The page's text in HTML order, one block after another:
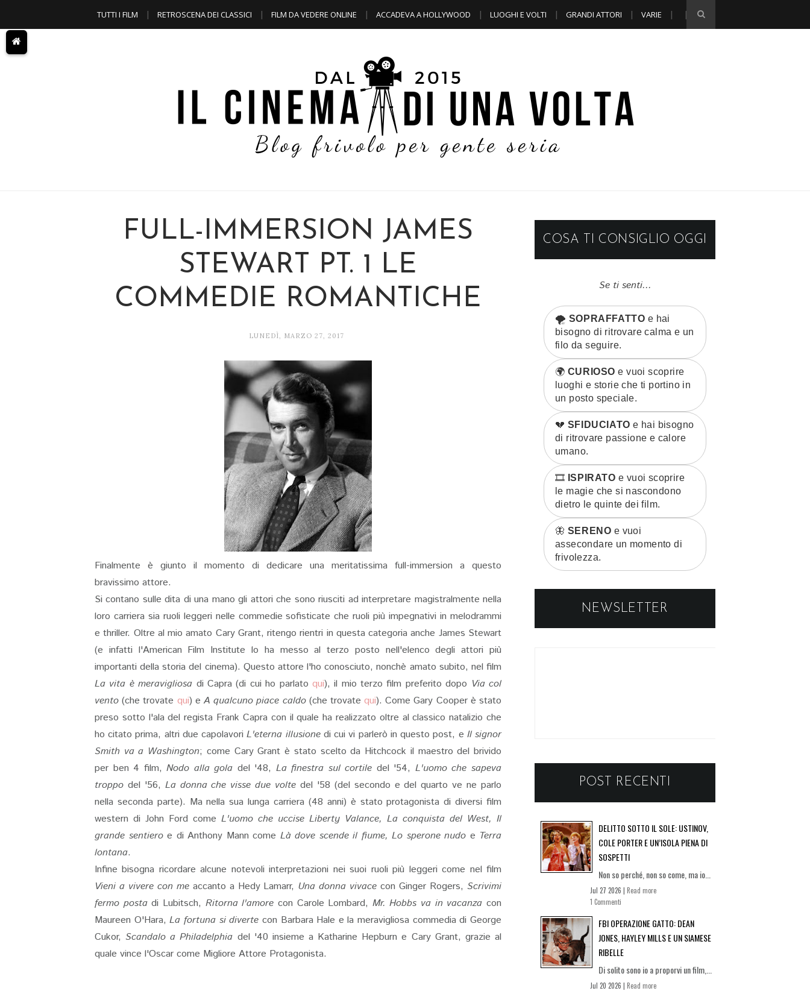
TUTTI I FILM RETROSCENA DEI CLASSICI FILM DA VEDERE ONLINE ACCADEVA A HOLLYWOOD LUOGHI E VOLTI GRANDI ATTORI VARIE
FULL-IMMERSION JAMES
STEWART PT. 1 LE
COMMEDIE ROMANTICHE
LUNEDÌ, MARZO 27, 2017
Finalmente è giunto il momento di dedicare una meritatissima full-immersion a questo
bravissimo attore.
Si contano sulle dita di una mano gli attori che sono riusciti ad interpretare magistralmente nella
loro carriera sia ruoli leggeri nelle commedie sofisticate che ruoli più impegnativi in melodrammi
e thriller. Oltre al mio amato Cary Grant, ritengo rientri in questa categoria anche James Stewart
(e infatti l'American Film Institute lo ha messo al terzo posto nell'elenco degli attori più
importanti della storia del cinema). Questo attore l'ho conosciuto, nonchè amato subito, nel film
La vita è meravigliosa di Capra (di cui ho parlato qui), il mio terzo film preferito dopo Via col
vento (che trovate qui) e A qualcuno piace caldo(che trovatequi). Come Gary Cooper è stato
preso sotto l'ala del regista Frank Capra con il quale ha realizzato oltre al classico natalizio che
ho citato prima, altri due capolavoriL'eterna illusionedi cui vi parlerò in questo post, e Il signor
Smith va a Washington; come Cary Grant è stato scelto da Hitchcock il maestro del brivido
per ben 4 film,Nodo alla gola del '48, La finestra sul cortile del '54, L'uomo che sapeva
troppo del '56, La donna che visse due volte del '58 (del secondo e del quarto ve ne parlo
nella seconda parte). Ma nella sua lunga carriera (48 anni) è stato protagonista di diversi film
western di John Ford come L'uomo che uccise Liberty Valance, La conquista del West, Il
grande sentiero e di Anthony Mann come Là dove scende il fiume, Lo sperone nudo e Terra
lontana.
Infine bisogna ricordare alcune notevoli interpretazioni nei suoi ruoli più leggeri come nel film
Vieni a vivere con meaccanto a Hedy Lamarr, Una donna vivace con Ginger Rogers,Scrivimi
fermo postadi Lubitsch, Ritorna l'amore con Carole Lombard, Mr. Hobbs va in vacanza con
Maureen O'Hara,La fortuna si diverte con Barbara Hale e la meravigliosa commedia di George
Cukor,Scandalo a Philadelphia del '40 insieme a Katharine Hepburn e Cary Grant, grazie al
quale vince l'Oscar come Migliore Attore Protagonista.
COSA TI CONSIGLIO OGGI
Se ti senti...
🌪️ SOPRAFFATTO e hai
bisogno di ritrovare calma e un
filo da seguire.
🌍 CURIOSO e vuoi scoprire
luoghi e storie che ti portino in
un posto speciale.
💔 SFIDUCIATO e hai bisogno
di ritrovare passione e calore
umano.
🎞️ ISPIRATO e vuoi scoprire
le magie che si nascondono
dietro le quinte dei film.
🦋 SERENO e vuoi
assecondare un momento di
frivolezza.
NEWSLETTER
POST RECENTI
DELITTO SOTTO IL SOLE: USTINOV,
COLE PORTER E UN’ISOLA PIENA DI
SOSPETTI
Non so perché, non so come, ma io...
Jul 27 2026 | Read more
1 Commenti
FBI OPERAZIONE GATTO: DEAN
JONES, HAYLEY MILLS E UN SIAMESE
RIBELLE
Di solito sono io a proporvi un film,...
Jul 20 2026 | Read more